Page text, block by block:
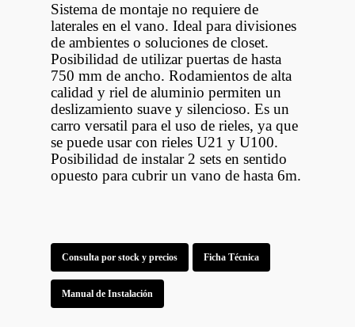
Sistema de montaje no requiere de
laterales en el vano. Ideal para divisiones
de ambientes o soluciones de closet.
Posibilidad de utilizar puertas de hasta
750 mm de ancho. Rodamientos de alta
calidad y riel de aluminio permiten un
deslizamiento suave y silencioso. Es un
carro versatil para el uso de rieles, ya que
se puede usar con rieles U21 y U100.
Posibilidad de instalar 2 sets en sentido
opuesto para cubrir un vano de hasta 6m.
Consulta por stock y precios Ficha Técnica
Manual de Instalación